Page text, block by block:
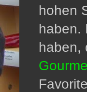
hohen
haben.
haben,